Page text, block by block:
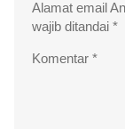
Alamat email
wajib ditandai *
Komentar *